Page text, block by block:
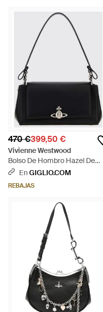
470 €399,50 €
Vivienne Westwood
Bolso De Hombro Hazel De
Con Monograma Y Logo Orb -
EnGIGLIO.COM
REBAJAS